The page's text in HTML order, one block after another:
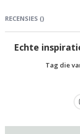
RECENSIES ()
Echte
Tag die